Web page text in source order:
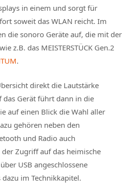
in einem und sorgt für
soweit das WLAN reicht. Im
die sonoro Geräte auf, die mit der
z.B. das MEISTERSTÜCK Gen.2
.
direkt die Lautstärke
das Gerät führt dann in die
auf einen Blick die Wahl aller
gehören neben den
und Radio auch
Zugriff auf das heimische
USB angeschlossene
im Technikkapitel.